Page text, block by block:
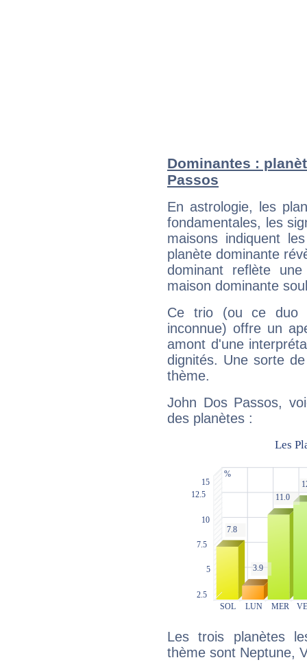
Dominantes :
Passos
En astrologie, les
fondamentales, les
maisons indiquent
planète dominante
dominant reflète
maison dominante
Ce trio (ou ce duo
inconnue) offre un
amont d'une
dignités. Une sorte
thème.
John Dos Passos,
des planètes :
Les trois planètes
thème sont Neptune,